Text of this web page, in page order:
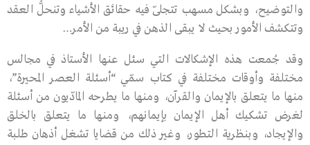
والتوضيح، وبشكل مسهب تتجلّى فيه حقائق الأشياء وتنحلُّ العقد
وتتكشف الأمور بحيث لا يبقى الذهن في ريبة من الأمر…
وقد جُمعت هذه الإشكالات التي سئل عنها الأستاذ في مجالس
مختلفة وأوقات مختلفة في كتاب سمّي “أسئلة العصر المحيرة”،
منها ما يتعلق بالإيمان والقرآن، ومنها ما يطرحه المادّيون من أسئلة
لغرض تشكيك أهل الإيمان بإيمانهم، ومنها ما يتعلق بالخلق
والإيجاد، وبنظرية التطور، وغير ذلك من قضايا تشغل أذهان طلبة